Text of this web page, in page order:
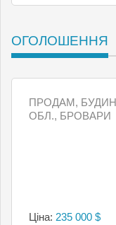
ОГОЛОШЕННЯ
ПРОДАМ,
ОБЛ., БРОВАРИ
Ціна: 235 000 $